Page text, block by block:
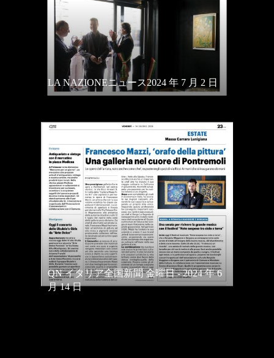
LA NAZIONEニュース2024 年 7 月 2 日
QN イタリア全国新聞 金曜日 - 2024 年 6
月 14 日